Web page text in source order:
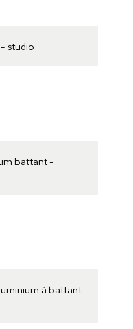
studio
battant -
à battant